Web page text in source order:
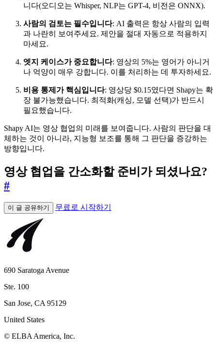
니다(오디오는 Whisper, NLP는 GPT-4, 비전은 ONNX).
사람의 검토는 필수입니다: AI 출력은 항상 사람의 입력
과 나란히 보여주세요. 제안을 절대 자동으로 적용하지
마세요.
엣지 케이스가 중요합니다: 영상의 5%는 영어가 아니거
나 억양이 매우 강합니다. 이를 처리하는 데 투자하세요.
비용 통제가 핵심입니다: 영상당 $0.15였다면 Shapy는 확
장 불가능했습니다. 최적화(캐싱, 모델 선택)가 반드시
필요했습니다.
Shapy AI는 영상 협업의 미래를 보여줍니다. 사람의 판단을 대
체하는 것이 아니라, 지능형 보조를 통해 그 판단을 증강하는
방향입니다.
영상 협업을 간소화할 준비가 되셨나요?
#
이 글 공유하기 무료로 시작하기
690 Saratoga Avenue
Ste. 100
San Jose, CA 95129
United States
© ELBA America, Inc.